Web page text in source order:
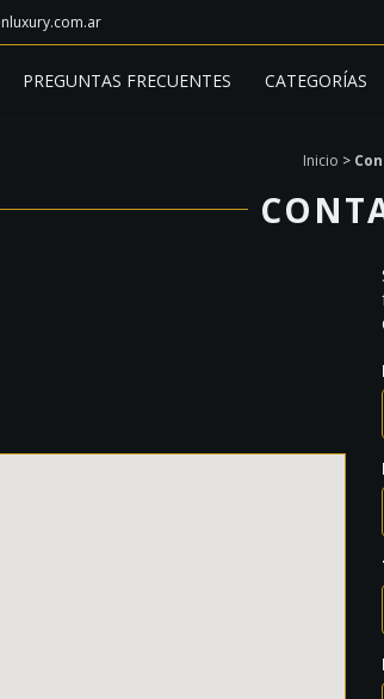
PREGUNTAS FRECUENTES CATEGORÍAS
Inicio >